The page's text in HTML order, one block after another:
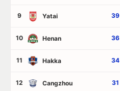
9 Yatai 39
10 Henan 36
11 Hakka 34
12 Cangzhou 31